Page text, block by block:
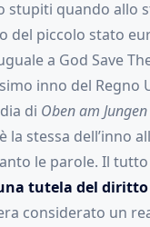
stupiti quando allo
del piccolo stato
a God Save
inno del Regno
di Oben am
è la stessa dell’inno
le parole. Il tutto
tutela del diritto
considerato un